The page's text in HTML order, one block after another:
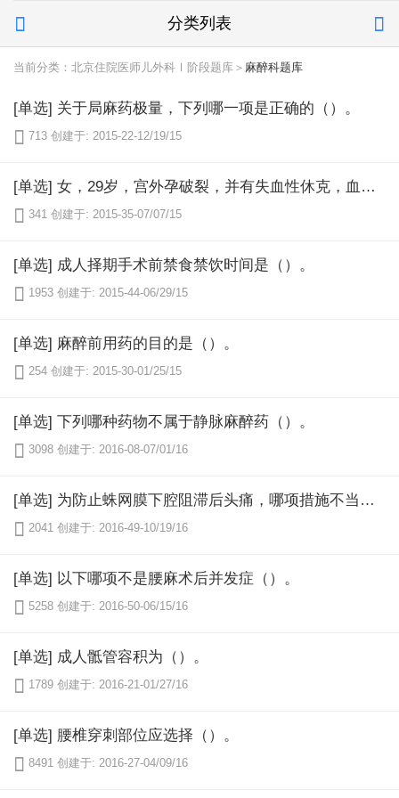
 分类列表 
当前分类：北京住院医师儿外科Ⅰ阶段题库＞ 麻醉科题库
[单选] 关于局麻药极量，下列哪一项是正确的（）。
 713 创建于: 2015-22-12/19/15
[单选] 女，29岁，宫外孕破裂，并有失血性休克，血压6.7/4.0kPa（50/30mmHg），拟行急诊剖腹探查手术。最合适的麻醉方法为（）。
 341 创建于: 2015-35-07/07/15
[单选] 成人择期手术前禁食禁饮时间是（）。
 1953 创建于: 2015-44-06/29/15
[单选] 麻醉前用药的目的是（）。
 254 创建于: 2015-30-01/25/15
[单选] 下列哪种药物不属于静脉麻醉药（）。
 3098 创建于: 2016-08-07/01/16
[单选] 为防止蛛网膜下腔阻滞后头痛，哪项措施不当（）。
 2041 创建于: 2016-49-10/19/16
[单选] 以下哪项不是腰麻术后并发症（）。
 5258 创建于: 2016-50-06/15/16
[单选] 成人骶管容积为（）。
 1789 创建于: 2016-21-01/27/16
[单选] 腰椎穿刺部位应选择（）。
 8491 创建于: 2016-27-04/09/16